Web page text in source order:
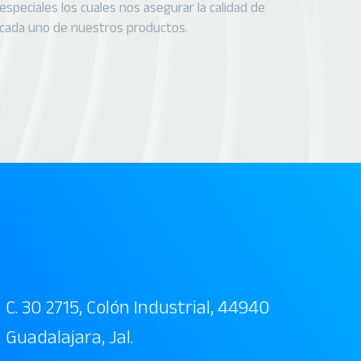
especiales los cuales nos asegurar la calidad de
cada uno de nuestros productos.
C. 30 2715, Colón Industrial, 44940
Guadalajara, Jal.